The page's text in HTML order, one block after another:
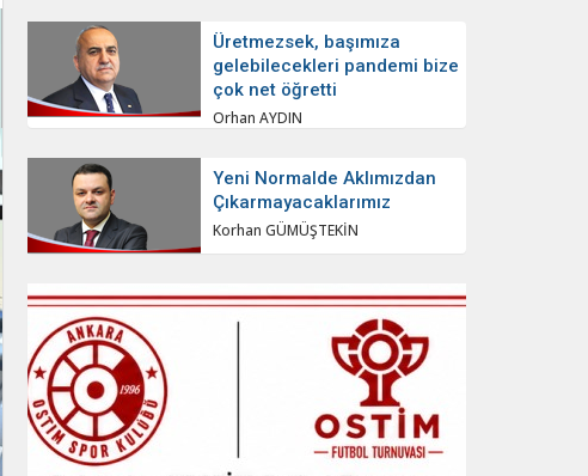
Üretmezsek, başımıza
gelebilecekleri pandemi bize
çok net öğretti
Orhan AYDIN
Yeni Normalde Aklımızdan
Çıkarmayacaklarımız
Korhan GÜMÜŞTEKİN